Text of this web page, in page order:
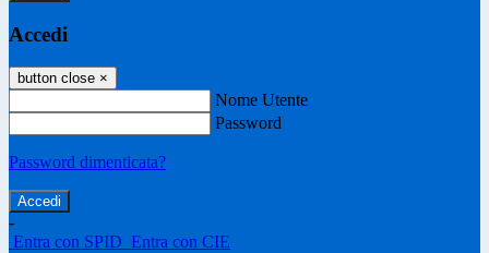
Accedi
button close ×
Nome Utente
Password
Password dimenticata?
-
Entra con SPID Entra con CIE